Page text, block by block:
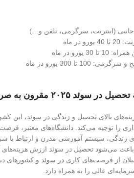
جانبی (اینترنت، سرگرمی، تلفن و…)
در ماه
30 یورو در ماه
100 تا 300 یورو در ماه
در سوئد ۲۰۲۵ مقرون به صرفه است؟
بالای تحصیل و زندگی در سوئد، این
را توجیه می‌کند. دانشگاه‌های معتبر،
زندگی، سیستم آموزشی مدرن و ارتباط با
می‌شود تحصیل در سوئد ارزش هزینه‌های
از فرصت‌های کاری در سوئد و کشورهای
عالی را به همراه دارد.